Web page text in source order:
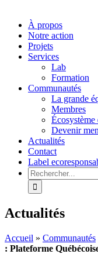
À propos
Notre action
Projets
Services
Lab
Formation
Communautés
La grande
Membres
Écosystème
Devenir
Actualités
Contact
Label
Rechercher:
Actualités
Accueil » Communautés
: Plateforme